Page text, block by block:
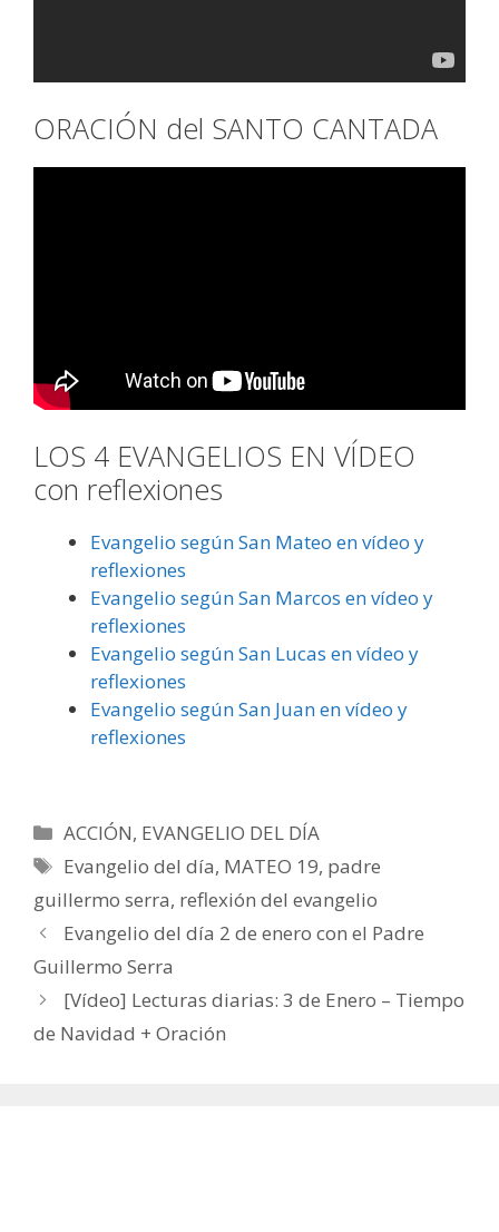
ORACIÓN del SANTO CANTADA
LOS 4 EVANGELIOS EN VÍDEO
con reflexiones
Evangelio según San Mateo en vídeo y
reflexiones
Evangelio según San Marcos en vídeo y
reflexiones
Evangelio según San Lucas en vídeo y
reflexiones
Evangelio según San Juan en vídeo y
reflexiones
Categorías
ACCIÓN, EVANGELIO DEL DÍA
Etiquetas
Evangelio del día, MATEO 19, padre
guillermo serra, reflexión del evangelio
Evangelio del día 2 de enero con el Padre
Guillermo Serra
[Vídeo] Lecturas diarias: 3 de Enero – Tiempo
de Navidad + Oración